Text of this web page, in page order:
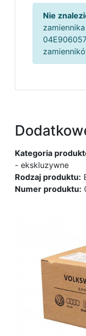
Nie
zamiennika
Kategoria
- ekskluzywne
Rodzaj produktu:
Numer produktu: